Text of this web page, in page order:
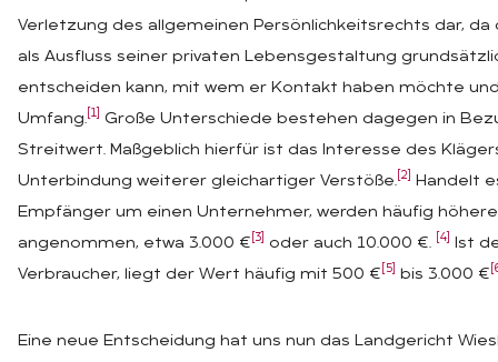
Verletzung des allgemeinen Persönlichkeitsrechts dar,
als Ausfluss seiner privaten Lebensgestaltung
entscheiden kann, mit wem er Kontakt haben möchte
Umfang. [1]
Große Unterschiede bestehen dagegen in
Streitwert. Maßgeblich hierfür ist das Interesse des
Unterbindung weiterer gleichartiger Verstöße. [2]
Handelt
Empfänger um einen Unternehmer, werden häufig
angenommen, etwa 3.000 € [3] oder auch 10.000 €. [4]
Ist
Verbraucher, liegt der Wert häufig mit 500 € [5] bis 3.000 €
Eine neue Entscheidung hat uns nun das Landgericht